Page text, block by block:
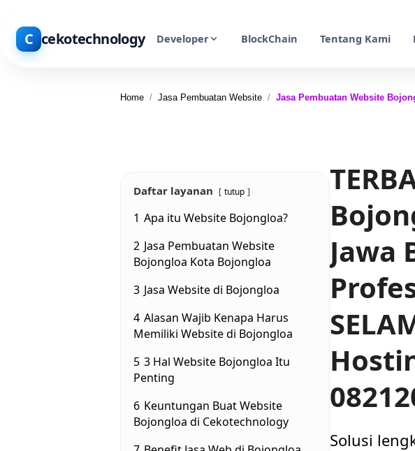
C cekotechnology Developer BlockChain Tentang Kami
Home / Jasa Pembuatan Website / Jasa Pembuatan Website
Daftar layanan tutup
1 Apa itu Website Bojongloa?
2 Jasa Pembuatan Website
Bojongloa Kota Bojongloa
3 Jasa Website di Bojongloa
4 Alasan Wajib Kenapa Harus
Memiliki Website di Bojongloa
5 3 Hal Website Bojongloa Itu
Penting
6 Keuntungan Buat Website
Bojongloa di Cekotechnology
Jawa
Solusi